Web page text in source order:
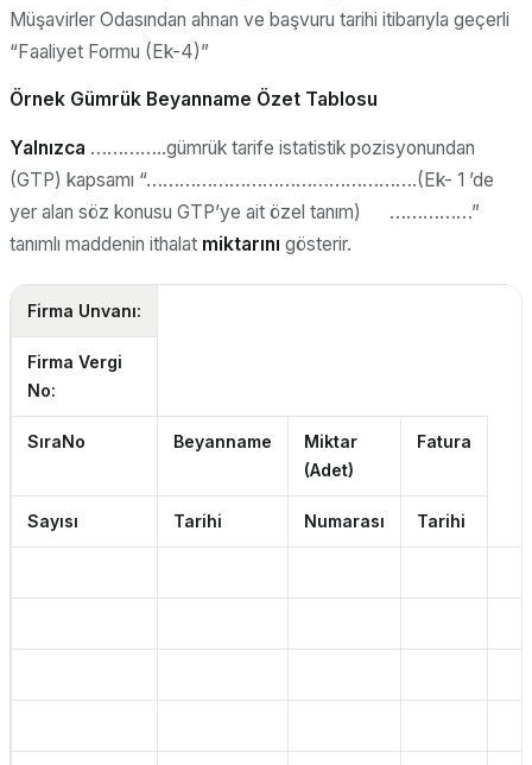
Müşavirler Odasından ahnan ve başvuru tarihi itibarıyla geçerli
“Faaliyet Formu (Ek-4)”
Örnek Gümrük Beyanname Özet Tablosu
Yalnızca …………..gümrük tarife istatistik pozisyonundan
(GTP) kapsamı “………………………………………….(Ek- 1 ’de
yer alan söz konusu GTP’ye ait özel tanım) ……………”
tanımlı maddenin ithalat miktarını gösterir.
Firma Unvanı:
Firma Vergi
No:
SıraNo Beyanname
Miktar
(Adet)
Fatura
Sayısı Tarihi Numarası Tarihi